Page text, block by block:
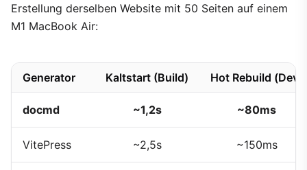
Erstellung derselben Website mit 50 Seiten auf einem
M1 MacBook Air:
Generator Kaltstart (Build) Hot Rebuild (Dev)
docmd ~1,2s ~80ms
VitePress ~2,5s ~150ms